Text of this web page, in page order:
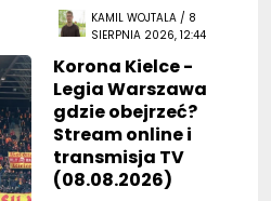
KAMIL WOJTALA / 8
SIERPNIA 2026, 12:44
Korona Kielce -
Legia Warszawa
gdzie obejrzeć?
Stream online i
transmisja TV
(08.08.2026)